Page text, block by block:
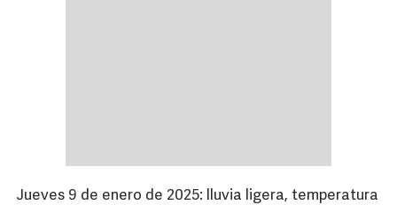
Jueves 9 de enero de 2025: lluvia ligera, temperatura